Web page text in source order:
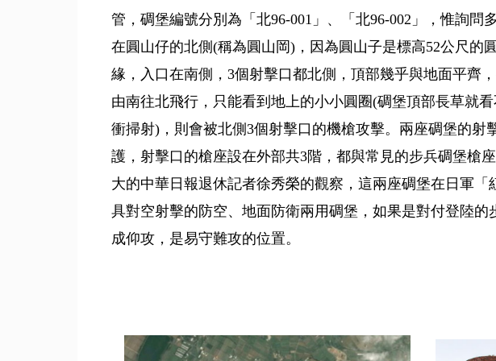
管，碉堡編號分別為「北96-001」、「北96-002」，惟詢問
在圓山仔的北側(稱為圓山岡)，因為圓山子是標高52公尺的
緣，入口在南側，3個射擊口都北側，頂部幾乎與地面平齊
由南往北飛行，只能看到地上的小小圓圈(碉堡頂部長草就
衝掃射)，則會被北側3個射擊口的機槍攻擊。兩座碉堡的射
護，射擊口的槍座設在外部共3階，都與常見的步兵碉堡槍
大的中華日報退休記者徐秀榮的觀察，這兩座碉堡在日軍
具對空射擊的防空、地面防衛兩用碉堡，如果是對付登陸
成仰攻，是易守難攻的位置。